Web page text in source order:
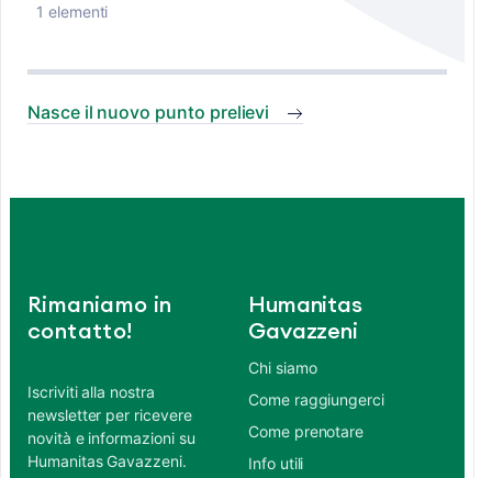
1 elementi
Nasce il nuovo punto prelievi
Rimaniamo in
contatto!
Iscriviti alla nostra
newsletter per ricevere
novità e informazioni su
Humanitas Gavazzeni.
Humanitas
Gavazzeni
Chi siamo
Come raggiungerci
Come prenotare
Info utili